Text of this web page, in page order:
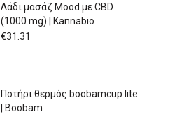
Λάδι μασάζ Mood με CBD
(1000 mg) | Kannabio
€31.31
Ποτήρι θερμός boobamcup lite
| Boobam